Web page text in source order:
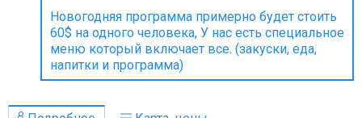
Новогодняя программа примерно будет стоить
60$ на одного человека, У нас есть специальное
меню который включает все. (закуски, еда,
напитки и программа)
ПРОЖИВАНИЕ
Квартиры
Коттеджи